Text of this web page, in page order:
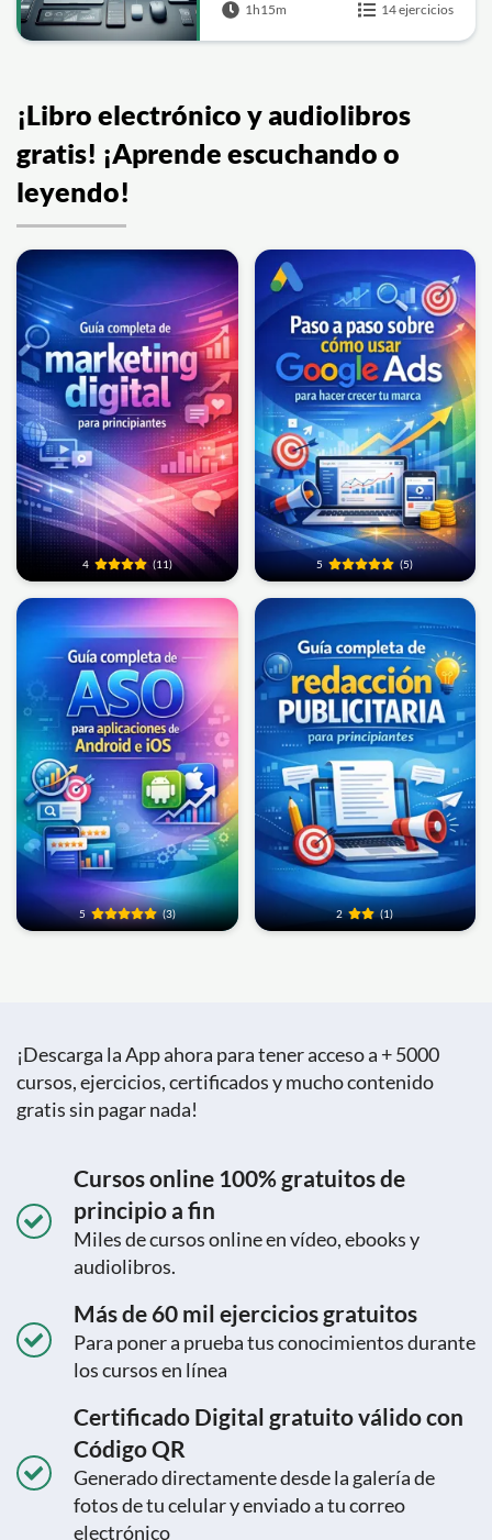
1h15m
14 ejercicios
¡Libro electrónico y audiolibros
gratis! ¡Aprende escuchando o
leyendo!
4 (11) 5 (5)
5 (3) 2 (1)
¡Descarga la App ahora para tener acceso a + 5000
cursos, ejercicios, certificados y mucho contenido
gratis sin pagar nada!
Cursos online 100% gratuitos de
principio a fin
Miles de cursos online en vídeo, ebooks y
audiolibros.
Más de 60 mil ejercicios gratuitos
Para poner a prueba tus conocimientos durante
los cursos en línea
Certificado Digital gratuito válido con
Código QR
Generado directamente desde la galería de
fotos de tu celular y enviado a tu correo
electrónico